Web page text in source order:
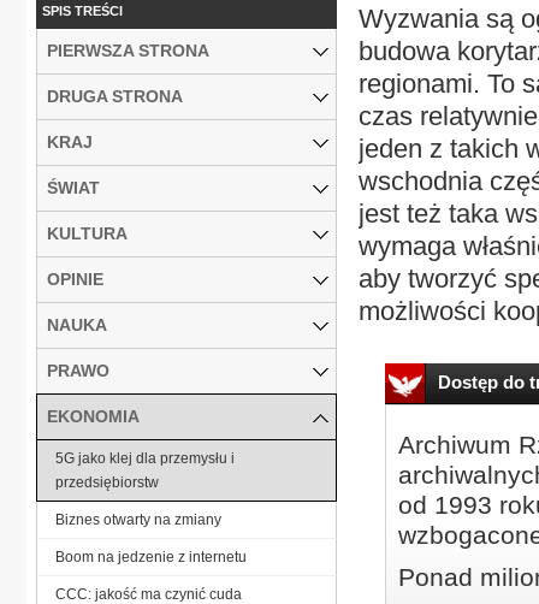
Wyzwania są
budowa
regionami. To
czas
jeden z takich
wschodnia
jest też taka
wymaga
aby tworzyć
możliwości
Dostęp do
Archiwum
od 1993
Ponad
SPIS TREŚCI
PIERWSZA STRONA
DRUGA STRONA
KRAJ
ŚWIAT
KULTURA
OPINIE
NAUKA
PRAWO
EKONOMIA
5G jako klej dla przemysłu i
przedsiębiorstw
Biznes otwarty na zmiany
Boom na jedzenie z internetu
CCC: jakość ma czynić cuda